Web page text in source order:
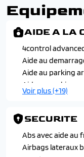
AIDE A LA
4control
Aide au
Aide au parking
Aide au parking
Aide au parking
Alerte de distance
Alerte de
Assistance de
Voir plus (+19)
SECURITE
Abs avec aide au
Airbags lateraux